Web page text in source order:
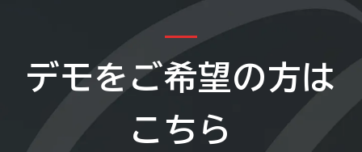
デモをご希望の方は
こちら